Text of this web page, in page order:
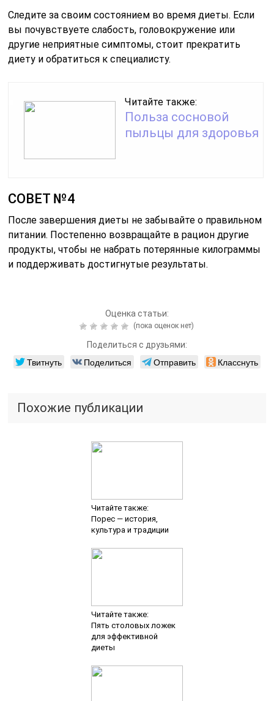
Следите за своим состоянием во время диеты. Если
вы почувствуете слабость, головокружение или
другие неприятные симптомы, стоит прекратить
диету и обратиться к специалисту.
Читайте также:
Польза сосновой
пыльцы для здоровья
СОВЕТ №4
После завершения диеты не забывайте о правильном
питании. Постепенно возвращайте в рацион другие
продукты, чтобы не набрать потерянные килограммы
и поддерживать достигнутые результаты.
Оценка статьи:
(пока оценок нет)
Поделиться с друзьями:
Твитнуть Поделиться Отправить Класснуть
Похожие публикации
Читайте также:
Порес — история,
культура и традиции
Читайте также:
Пять столовых ложек
для эффективной
диеты